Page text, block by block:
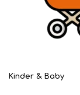
Kinder & Baby